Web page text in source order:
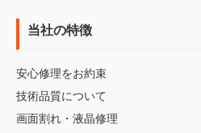
当社の特徴
安心修理をお約束
技術品質について
画面割れ・液晶修理